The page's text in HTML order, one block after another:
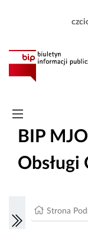
BIP
Obsługi
Strona